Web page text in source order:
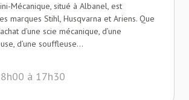
Mécanique, situé à Albanel, est
marques Stihl, Husqvarna et Ariens. Que
d’une scie mécanique, d’une
d’une souffleuse...
à 17h30